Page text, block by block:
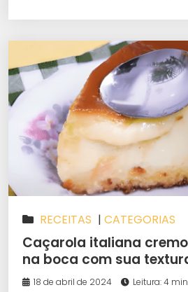
RECEITAS | CATEGORIAS
Caçarola italiana
na boca com sua
18 de abril de 2024 Leitura: 4 min